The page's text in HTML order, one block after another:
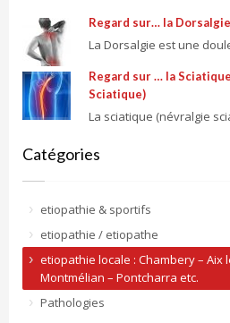
Regard sur… la Dorsalgie
La Dorsalgie est une
Regard sur … la
Sciatique)
La sciatique (névralgie
Catégories
etiopathie & sportifs
etiopathie / etiopathe
etiopathie locale : Chambery – Aix
Montmélian – Pontcharra etc.
Pathologies